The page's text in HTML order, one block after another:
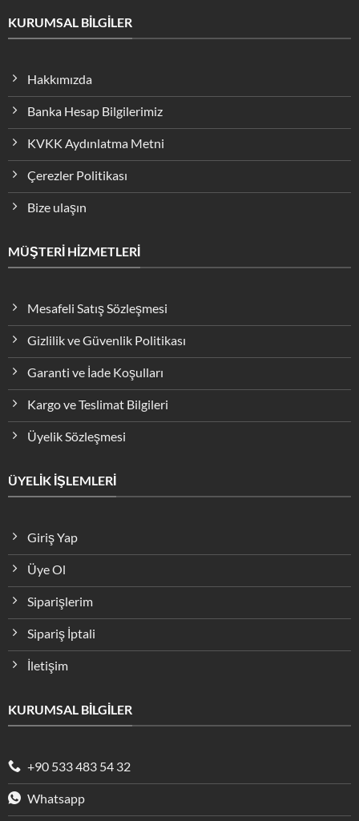
KURUMSAL BİLGİLER
Hakkımızda
Banka Hesap Bilgilerimiz
KVKK Aydınlatma Metni
Çerezler Politikası
Bize ulaşın
MÜŞTERİ HİZMETLERİ
Mesafeli Satış Sözleşmesi
Gizlilik ve Güvenlik Politikası
Garanti ve İade Koşulları
Kargo ve Teslimat Bilgileri
Üyelik Sözleşmesi
ÜYELİK İŞLEMLERİ
Giriş Yap
Üye Ol
Siparişlerim
Sipariş İptali
İletişim
KURUMSAL BİLGİLER
+90 533 483 54 32
Whatsapp